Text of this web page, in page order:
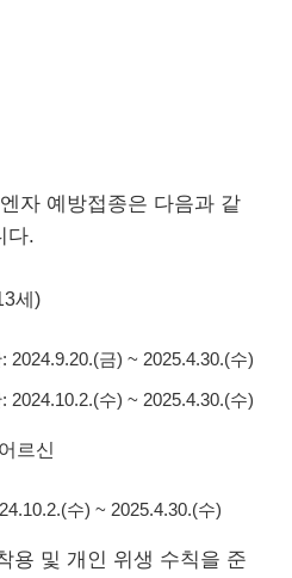
자 예방접종은 다음과 같
다.
세)
2024.9.20.(금) ~ 2025.4.30.(수)
2024.10.2.(수) ~ 2025.4.30.(수)
르신
수) ~ 2025.4.30.(수)
용 및 개인 위생 수칙을 준